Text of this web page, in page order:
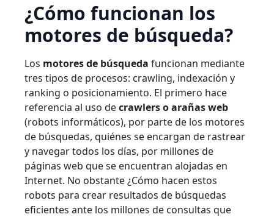
¿Cómo funcionan los
motores de búsqueda?
Los motores de búsqueda funcionan mediante
tres tipos de procesos: crawling, indexación y
ranking o posicionamiento. El primero hace
referencia al uso decrawlers o arañas web
(robots informáticos), por parte de los motores
de búsquedas, quiénes se encargan de rastrear
y navegar todos los días, por millones de
páginas web que se encuentran alojadas en
Internet. No obstante ¿Cómo hacen estos
robots para crear resultados de búsquedas
eficientes ante los millones de consultas que